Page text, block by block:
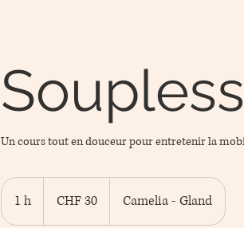
Un cours tout en douceur pour entretenir la
1 h
Franken
CHF 30 Camelia - Gland